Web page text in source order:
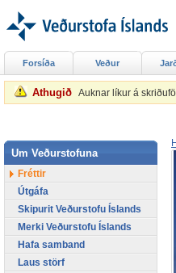
Athugið Auknar líkur á
Forsíða Veður
Um Veðurstofuna
Fréttir
Útgáfa
Skipurit Veðurstofu Íslands
Merki Veðurstofu Íslands
Hafa samband
Laus störf